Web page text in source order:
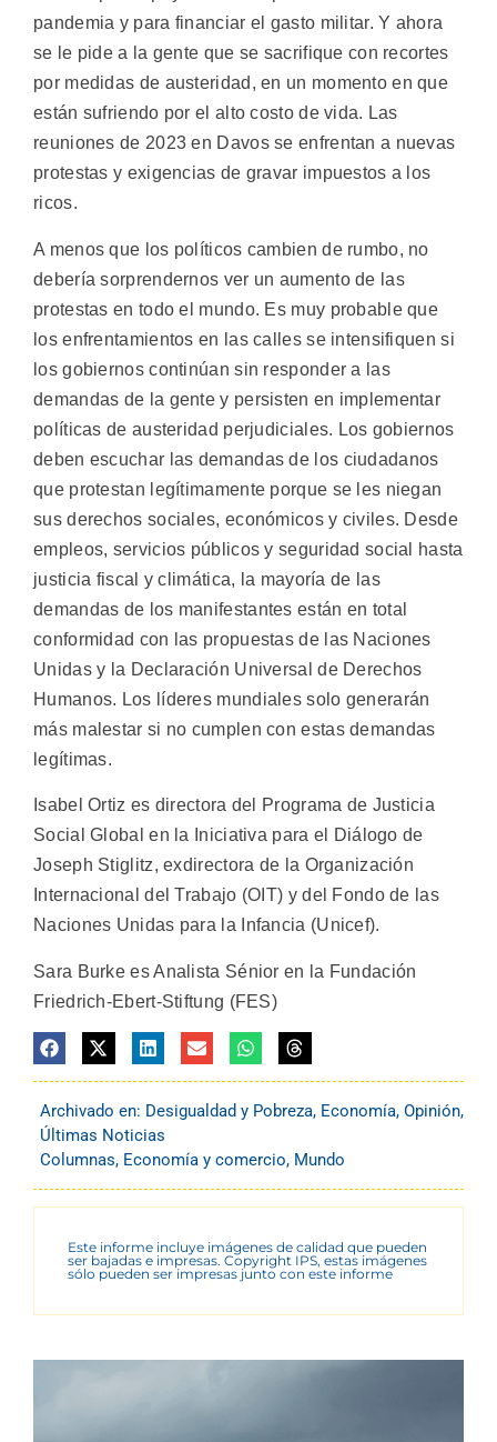
pandemia y para financiar el gasto militar. Y ahora
se le pide a la gente que se sacrifique con recortes
por medidas de austeridad, en un momento en que
están sufriendo por el alto costo de vida. Las
reuniones de 2023 en Davos se enfrentan a nuevas
protestas y exigencias de gravar impuestos a los
ricos.
A menos que los políticos cambien de rumbo, no
debería sorprendernos ver un aumento de las
protestas en todo el mundo. Es muy probable que
los enfrentamientos en las calles se intensifiquen si
los gobiernos continúan sin responder a las
demandas de la gente y persisten en implementar
políticas de austeridad perjudiciales. Los gobiernos
deben escuchar las demandas de los ciudadanos
que protestan legítimamente porque se les niegan
sus derechos sociales, económicos y civiles. Desde
empleos, servicios públicos y seguridad social hasta
justicia fiscal y climática, la mayoría de las
demandas de los manifestantes están en total
conformidad con las propuestas de las Naciones
Unidas y la Declaración Universal de Derechos
Humanos. Los líderes mundiales solo generarán
más malestar si no cumplen con estas demandas
legítimas.
Isabel Ortiz es directora del Programa de Justicia
Social Global en la Iniciativa para el Diálogo de
Joseph Stiglitz, exdirectora de la Organización
Internacional del Trabajo (OIT) y del Fondo de las
Naciones Unidas para la Infancia (Unicef).
Sara Burke es Analista Sénior en la Fundación
Friedrich-Ebert-Stiftung (FES)
Archivado en: Desigualdad y Pobreza, Economía, Opinión,
Últimas Noticias
Columnas, Economía y comercio, Mundo
Este informe incluye imágenes de calidad que pueden
ser bajadas e impresas. Copyright IPS, estas imágenes
sólo pueden ser impresas junto con este informe